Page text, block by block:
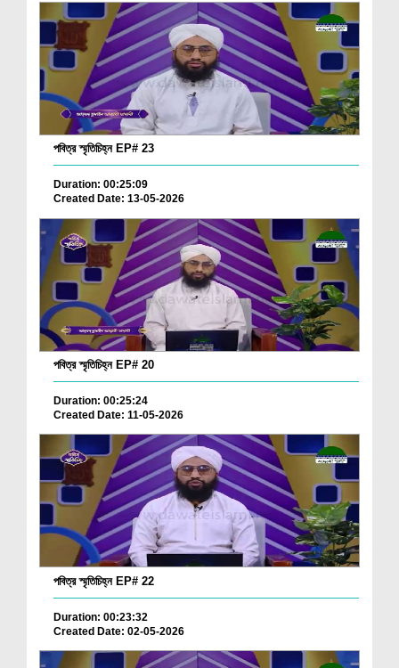
পবিত্র স্মৃতিচিহ্ন EP# 23
Duration: 00:25:09
Created Date: 13-05-2026
পবিত্র স্মৃতিচিহ্ন EP# 20
Duration: 00:25:24
Created Date: 11-05-2026
পবিত্র স্মৃতিচিহ্ন EP# 22
Duration: 00:23:32
Created Date: 02-05-2026